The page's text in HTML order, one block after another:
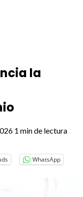
la
1 min de lectura
WhatsApp